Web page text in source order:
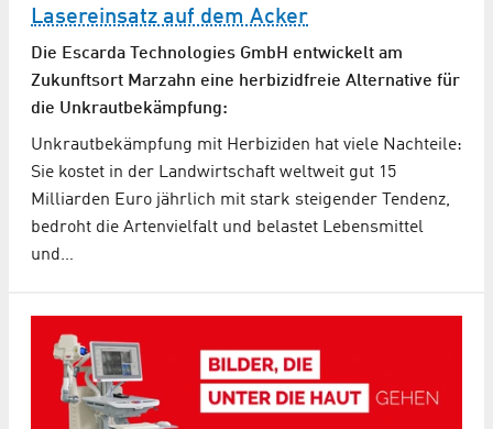
Lasereinsatz auf dem Acker
Die Escarda Technologies GmbH entwickelt am
Zukunftsort Marzahn eine herbizidfreie Alternative für
die Unkrautbekämpfung:
Unkrautbekämpfung mit Herbiziden hat viele Nachteile:
Sie kostet in der Landwirtschaft weltweit gut 15
Milliarden Euro jährlich mit stark steigender Tendenz,
bedroht die Artenvielfalt und belastet Lebensmittel
und…